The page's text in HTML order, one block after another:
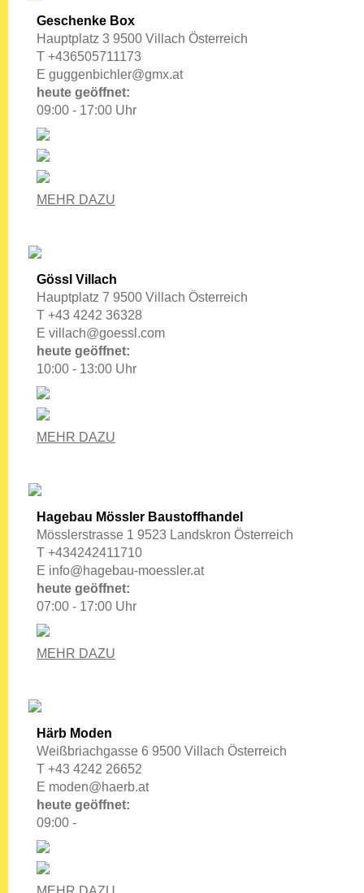
Geschenke Box
Hauptplatz 3 9500 Villach Österreich
T +436505711173
E guggenbichler@gmx.at
heute geöffnet:
09:00 - 17:00 Uhr
MEHR DAZU
Gössl Villach
Hauptplatz 7 9500 Villach Österreich
T +43 4242 36328
E villach@goessl.com
heute geöffnet:
10:00 - 13:00 Uhr
MEHR DAZU
Hagebau Mössler Baustoffhandel
Mösslerstrasse 1 9523 Landskron Österreich
T +434242411710
E info@hagebau-moessler.at
heute geöffnet:
07:00 - 17:00 Uhr
MEHR DAZU
Härb Moden
Weißbriachgasse 6 9500 Villach Österreich
T +43 4242 26652
E moden@haerb.at
heute geöffnet:
09:00 -